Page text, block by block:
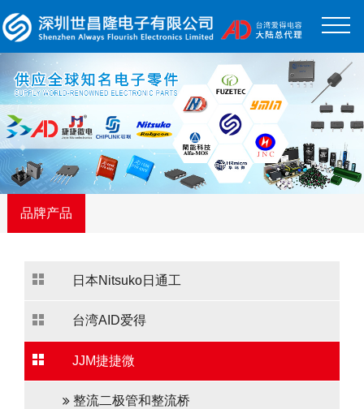
品牌产品
日本Nitsuko日通工
台湾AID爱得
JJM捷捷微
整流二极管和整流桥